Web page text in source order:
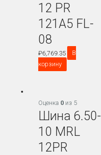
12 PR
121A5 FL-
08
₽6,769.35
В
корзину
Оценка 0 из 5
Шина 6.50-
10 MRL
12PR